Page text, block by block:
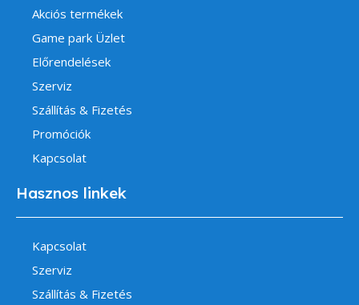
Akciós termékek
Game park Üzlet
Előrendelések
Szerviz
Szállítás & Fizetés
Promóciók
Kapcsolat
Hasznos linkek
Kapcsolat
Szerviz
Szállítás & Fizetés